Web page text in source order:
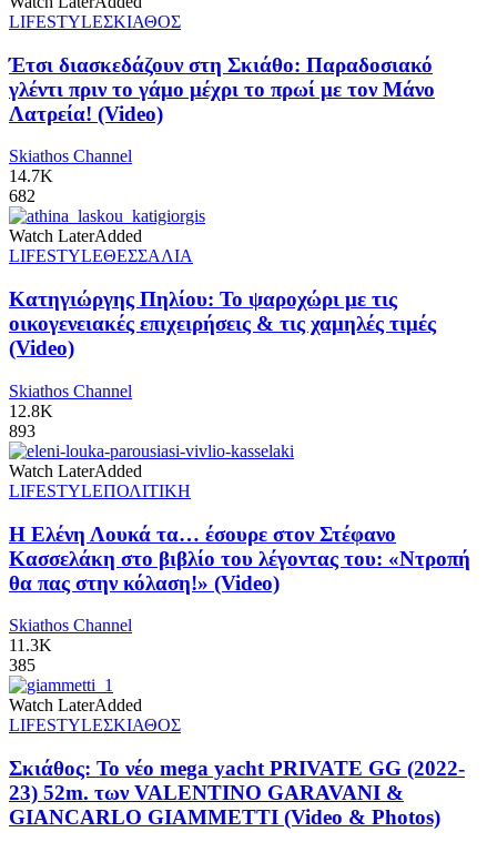
LIFESTYLEΣΚΙΑΘΟΣ
Έτσι διασκεδάζουν στη Σκιάθο: Παραδοσιακό
γλέντι πριν το γάμο μέχρι το πρωί με τον Μάνο
Λατρεία! (Video)
Skiathos Channel
14.7K
682
Watch LaterAdded
LIFESTYLEΘΕΣΣΑΛΙΑ
Κατηγιώργης Πηλίου: Το ψαροχώρι με τις
οικογενειακές επιχειρήσεις & τις χαμηλές τιμές
(Video)
Skiathos Channel
12.8K
893
Watch LaterAdded
LIFESTYLEΠΟΛΙΤΙΚΗ
Η Ελένη Λουκά τα… έσουρε στον Στέφανο
Κασσελάκη στο βιβλίο του λέγοντας του: «Ντροπή
θα πας στην κόλαση!» (Video)
Skiathos Channel
11.3K
385
Watch LaterAdded
LIFESTYLEΣΚΙΑΘΟΣ
Σκιάθος: Το νέο mega yacht PRIVATE GG (2022-
23) 52m. των VALENTINO GARAVANI &
GIANCARLO GIAMMETTI (Video & Photos)